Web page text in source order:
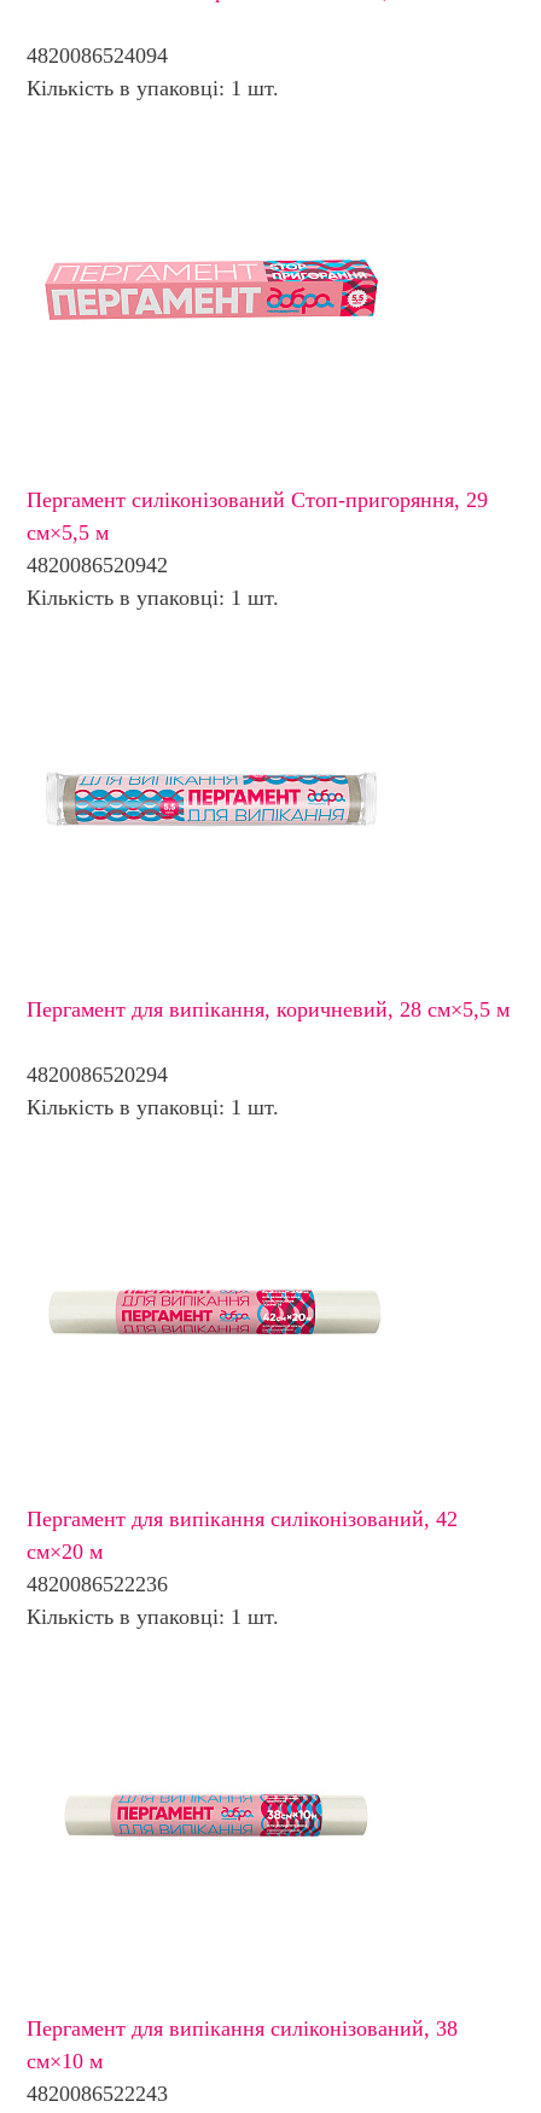
4820086524094
Кількість в упаковці: 1 шт.
Пергамент силіконізований Стоп-пригоряння, 29
см×5,5 м
4820086520942
Кількість в упаковці: 1 шт.
Пергамент для випікання, коричневий, 28 см×5,5 м
4820086520294
Кількість в упаковці: 1 шт.
Пергамент для випікання силіконізований, 42
см×20 м
4820086522236
Кількість в упаковці: 1 шт.
Пергамент для випікання силіконізований, 38
см×10 м
4820086522243